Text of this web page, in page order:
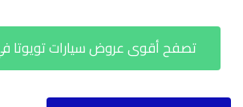
تصفح أقوى عروض سيارات تويوتا